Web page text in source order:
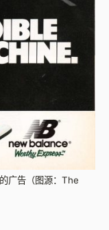
广告（图源：The